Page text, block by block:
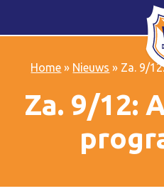
Home » Nieuws » Za. 9/
Za. 9/12: